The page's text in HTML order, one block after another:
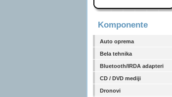
Komponente
Auto oprema
Bela tehnika
Bluetooth/IRDA adapteri
CD / DVD mediji
Dronovi